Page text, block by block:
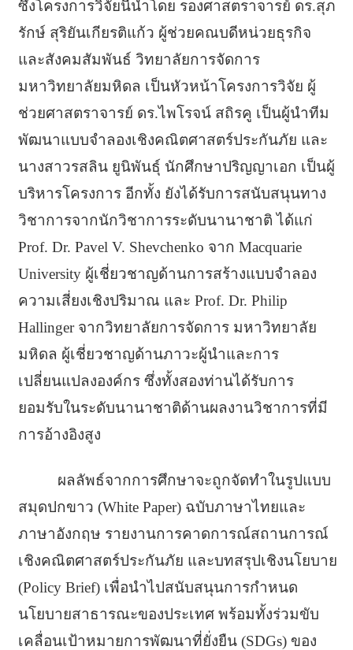
ซึ่งโครงการวิจัยนี้นำโดย รองศาสตราจารย์ ดร.สุภ
รักษ์ สุริยันเกียรติแก้ว ผู้ช่วยคณบดีหน่วยธุรกิจ
และสังคมสัมพันธ์ วิทยาลัยการจัดการ
มหาวิทยาลัยมหิดล เป็นหัวหน้าโครงการวิจัย ผู้
ช่วยศาสตราจารย์ ดร.ไพโรจน์ สถิรคู เป็นผู้นำทีม
พัฒนาแบบจำลองเชิงคณิตศาสตร์ประกันภัย และ
นางสาวรสลิน ยูนิพันธุ์ นักศึกษาปริญญาเอก เป็นผู้
บริหารโครงการ อีกทั้ง ยังได้รับการสนับสนุนทาง
วิชาการจากนักวิชาการระดับนานาชาติ ได้แก่
Prof. Dr. Pavel V. Shevchenko จาก Macquarie
University ผู้เชี่ยวชาญด้านการสร้างแบบจำลอง
ความเสี่ยงเชิงปริมาณ และ Prof. Dr. Philip
Hallinger จากวิทยาลัยการจัดการ มหาวิทยาลัย
มหิดล ผู้เชี่ยวชาญด้านภาวะผู้นำและการ
เปลี่ยนแปลงองค์กร ซึ่งทั้งสองท่านได้รับการ
ยอมรับในระดับนานาชาติด้านผลงานวิชาการที่มี
การอ้างอิงสูง
ผลลัพธ์จากการศึกษาจะถูกจัดทำในรูปแบบ
สมุดปกขาว (White Paper) ฉบับภาษาไทยและ
ภาษาอังกฤษ รายงานการคาดการณ์สถานการณ์
เชิงคณิตศาสตร์ประกันภัย และบทสรุปเชิงนโยบาย
(Policy Brief) เพื่อนำไปสนับสนุนการกำหนด
นโยบายสาธารณะของประเทศ พร้อมทั้งร่วมขับ
เคลื่อนเป้าหมายการพัฒนาที่ยั่งยืน (SDGs) ของ